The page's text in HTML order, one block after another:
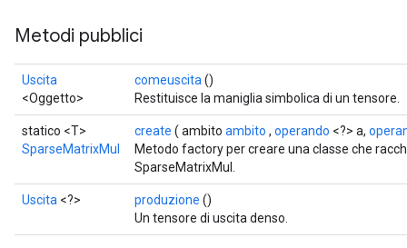
Metodi pubblici
Uscita
<Oggetto>
comeuscita ()
Restituisce la maniglia simbolica di un tensore.
statico <T>
SparseMatrixMul
create ( ambito ambito , operando <?> a,
Metodo factory per creare una classe che
SparseMatrixMul.
Uscita <?> produzione ()
Un tensore di uscita denso.